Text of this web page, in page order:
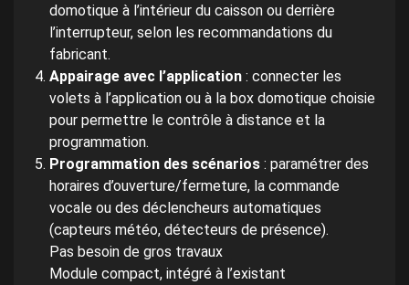
domotique à l’intérieur du caisson ou derrière
l’interrupteur, selon les recommandations du
fabricant.
Appairage avec l’application : connecter les
volets à l’application ou à la box domotique choisie
pour permettre le contrôle à distance et la
programmation.
Programmation des scénarios : paramétrer des
horaires d’ouverture/fermeture, la commande
vocale ou des déclencheurs automatiques
(capteurs météo, détecteurs de présence).
Pas besoin de gros travaux
Module compact, intégré à l’existant